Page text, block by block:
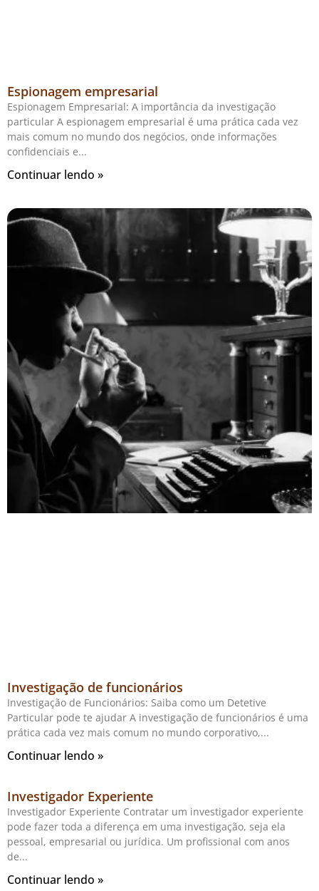
Espionagem empresarial
Espionagem Empresarial: A importância da investigação
particular A espionagem empresarial é uma prática cada vez
mais comum no mundo dos negócios, onde informações
confidenciais e
Continuar lendo »
Investigação de funcionários
Investigação de Funcionários: Saiba como um Detetive
Particular pode te ajudar A investigação de funcionários é uma
prática cada vez mais comum no mundo corporativo,
Continuar lendo »
Investigador Experiente
Investigador Experiente Contratar um investigador experiente
pode fazer toda a diferença em uma investigação, seja ela
pessoal, empresarial ou jurídica. Um profissional com anos
de
Continuar lendo »